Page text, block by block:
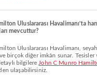
Uluslararası Havalimanı’ta
mevcuttur?
birçok diğer imkân sunar. Tesisler
bilgilere John C Munro
ulaşabilirsiniz.